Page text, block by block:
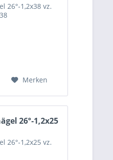
26°-1,2x38 vz.
Merken
26°-1,2x25
26°-1,2x25 vz.